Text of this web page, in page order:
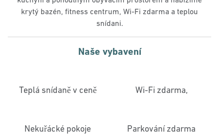
krytý bazén, fitness centrum, Wi-Fi zdarma a teplou
snídani.
Naše vybavení
Teplá snídaně v ceně Wi-Fi zdarma,
Nekuřácké pokoje Parkování zdarma